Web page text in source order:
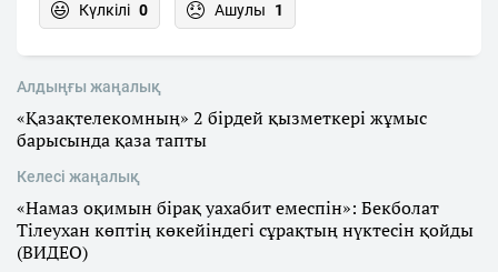
Күлкілі 0 Ашулы 1
Алдыңғы жаңалық
«Қазақтелекомның» 2 бірдей қызметкері жұмыс
барысында қаза тапты
Келесі жаңалық
«Намаз оқимын бірақ уахабит емеспін»: Бекболат
Тілеухан көптің көкейіндегі сұрақтың нүктесін қойды
(ВИДЕО)